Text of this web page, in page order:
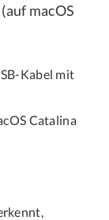
macOS
Kabel mit
Catalina